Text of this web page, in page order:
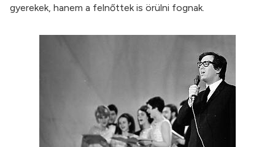
gyerekek, hanem a felnőttek is örülni fognak.